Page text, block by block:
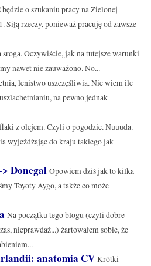
będzie o szukaniu pracy na Zielonej
Siłą rzeczy, ponieważ pracuję od zawsze
sroga. Oczywiście, jak na tutejsze warunki
nawet nie zauważono. No...
lenistwo uszczęśliwia. Nie wiem ile
na pewno jednak
z olejem. Czyli o pogodzie. Nuuuda.
wyjeżdżając do kraju takiego jak
Donegal Opowiem dziś jak to kilka
Toyoty Aygo, a także co może
Na początku tego blogu (czyli dobre
nieprawdaż...) żartowałem sobie, że
anatomia CV Krótki